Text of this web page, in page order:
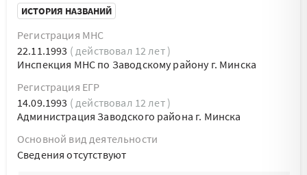
ИСТОРИЯ НАЗВАНИЙ
Регистрация МНС
22.11.1993 ( действовал 12 лет )
Инспекция МНС по Заводскому району г. Минска
Регистрация ЕГР
14.09.1993 ( действовал 12 лет )
Администрация Заводского района г. Минска
Основной вид деятельности
Cведения отсутствуют